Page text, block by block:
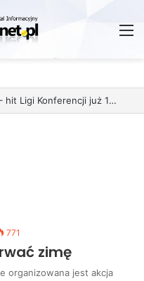
Lech Poznań kontra Mainz 05 – hit Ligi Konferencji już 11 grudnia
771
zimę
organizowana jest akcja